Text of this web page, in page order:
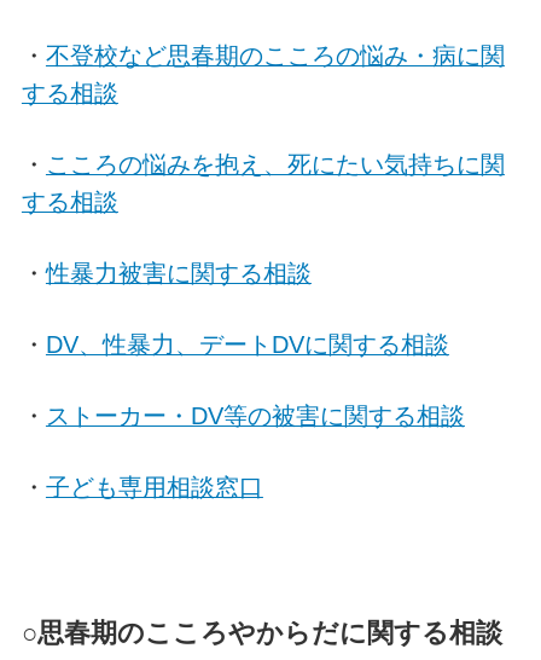
・ 不登校など思春期のこころの悩み・病に関
する相談
・ こころの悩みを抱え、死にたい気持ちに関
する相談
・性暴力被害に関する相談
・ DV、性暴力、デートDVに関する相談
・ ストーカー・DV等の被害に関する相談
・ 子ども専用相談窓口
○思春期のこころやからだに関する相談